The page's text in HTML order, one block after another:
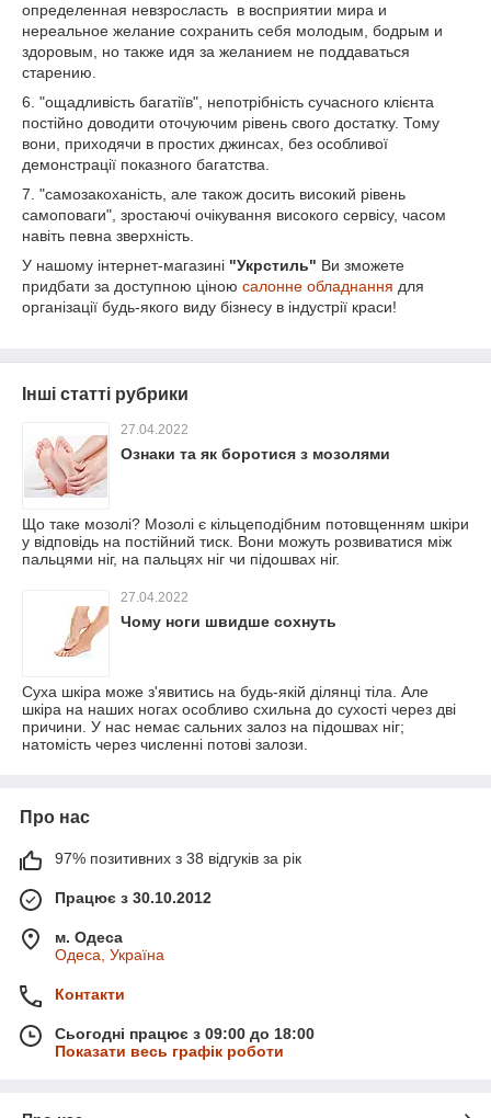
определенная невзросласть в восприятии мира и
нереальное желание сохранить себя молодым, бодрым и
здоровым, но также идя за желанием не поддаваться
старению.
6. "ощадливість багатіїв", непотрібність сучасного клієнта
постійно доводити оточуючим рівень свого достатку. Тому
вони, приходячи в простих джинсах, без особливої
демонстрації показного багатства.
7. "самозакоханість, але також досить високий рівень
самоповаги", зростаючі очікування високого сервісу, часом
навіть певна зверхність.
У нашому інтернет-магазині "Укрстиль" Ви зможете
придбати за доступною ціною салонне обладнання для
організації будь-якого виду бізнесу в індустрії краси!
Інші статті рубрики
27.04.2022
Ознаки та як боротися з мозолями
Що таке мозолі? Мозолі є кільцеподібним потовщенням шкіри
у відповідь на постійний тиск. Вони можуть розвиватися між
пальцями ніг, на пальцях ніг чи підошвах ніг.
27.04.2022
Чому ноги швидше сохнуть
Суха шкіра може з'явитись на будь-якій ділянці тіла. Але
шкіра на наших ногах особливо схильна до сухості через дві
причини. У нас немає сальних залоз на підошвах ніг;
натомість через численні потові залози.
Про нас
97% позитивних з 38 відгуків за рік
Працює з 30.10.2012
м. Одеса
Одеса, Україна
Контакти
Сьогодні працює з 09:00 до 18:00
Показати весь графік роботи